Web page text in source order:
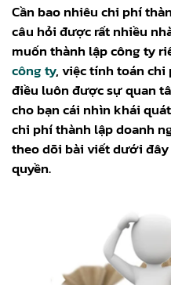
Cần bao nhiêu chi phí
câu hỏi được rất nhiều
muốn thành lập công ty
công ty, việc tính toán
điều luôn được sự quan
cho bạn cái nhìn khái
chi phí thành lập doanh
theo dõi bài viết dưới đây
quyền.